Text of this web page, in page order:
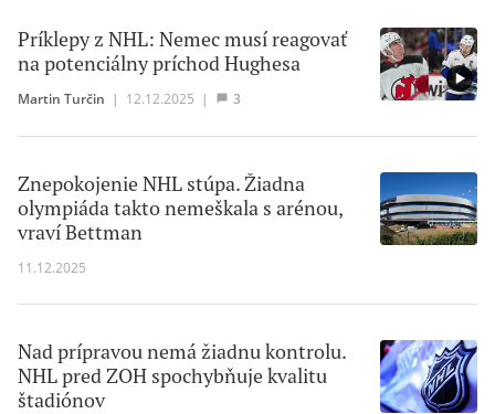
Príklepy z NHL: Nemec musí reagovať
na potenciálny príchod Hughesa
Martin Turčin | 12.12.2025 | 3
Znepokojenie NHL stúpa. Žiadna
olympiáda takto nemeškala s arénou,
vraví Bettman
11.12.2025
Nad prípravou nemá žiadnu kontrolu.
NHL pred ZOH spochybňuje kvalitu
štadiónov